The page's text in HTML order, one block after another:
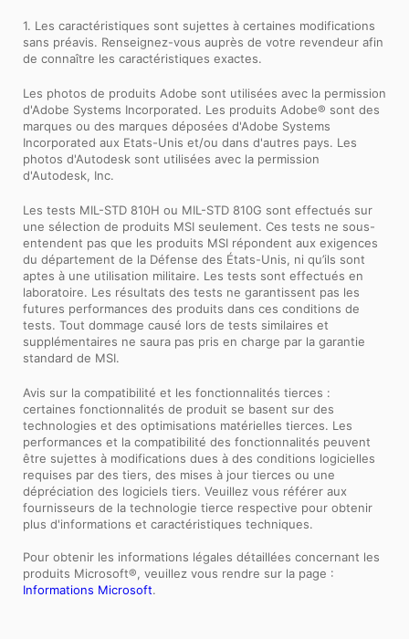
1. Les caractéristiques sont sujettes à certaines modifications
sans préavis. Renseignez-vous auprès de votre revendeur afin
de connaître les caractéristiques exactes.
Les photos de produits Adobe sont utilisées avec la permission
d'Adobe Systems Incorporated. Les produits Adobe® sont des
marques ou des marques déposées d'Adobe Systems
Incorporated aux Etats-Unis et/ou dans d'autres pays. Les
photos d'Autodesk sont utilisées avec la permission
d'Autodesk, Inc.
Les tests MIL-STD 810H ou MIL-STD 810G sont effectués sur
une sélection de produits MSI seulement. Ces tests ne sous-
entendent pas que les produits MSI répondent aux exigences
du département de la Défense des États-Unis, ni qu’ils sont
aptes à une utilisation militaire. Les tests sont effectués en
laboratoire. Les résultats des tests ne garantissent pas les
futures performances des produits dans ces conditions de
tests. Tout dommage causé lors de tests similaires et
supplémentaires ne saura pas pris en charge par la garantie
standard de MSI.
Avis sur la compatibilité et les fonctionnalités tierces :
certaines fonctionnalités de produit se basent sur des
technologies et des optimisations matérielles tierces. Les
performances et la compatibilité des fonctionnalités peuvent
être sujettes à modifications dues à des conditions logicielles
requises par des tiers, des mises à jour tierces ou une
dépréciation des logiciels tiers. Veuillez vous référer aux
fournisseurs de la technologie tierce respective pour obtenir
plus d'informations et caractéristiques techniques.
Pour obtenir les informations légales détaillées concernant les
produits Microsoft®, veuillez vous rendre sur la page :
Informations Microsoft.